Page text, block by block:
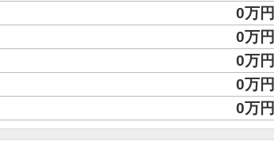
0万円
0万円
0万円
0万円
0万円